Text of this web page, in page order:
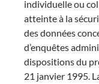
individuelle ou
atteinte à la
des données
d’enquêtes
dispositions du
21 janvier 1995.